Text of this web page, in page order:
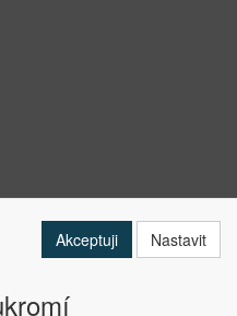
Akceptuji Nastavit